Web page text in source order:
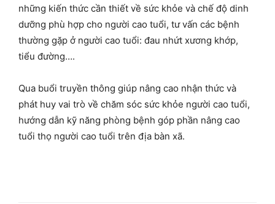
những kiến thức cần thiết về sức khỏe và chế độ dinh
dưỡng phù hợp cho người cao tuổi, tư vấn các bệnh
thường gặp ở người cao tuổi: đau nhứt xương khớp,
tiểu đường….
Qua buổi truyền thông giúp nâng cao nhận thức và
phát huy vai trò về chăm sóc sức khỏe người cao tuổi,
hướng dẫn kỹ năng phòng bệnh góp phần nâng cao
tuổi thọ người cao tuổi trên địa bàn xã.